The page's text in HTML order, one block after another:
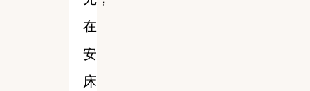
在
安
床